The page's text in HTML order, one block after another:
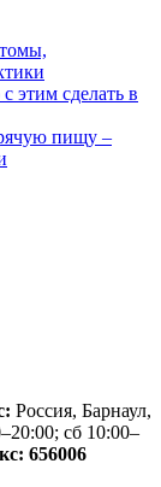
этим сделать в
пищу –
Россия, Барнаул,
сб 10:00–
656006